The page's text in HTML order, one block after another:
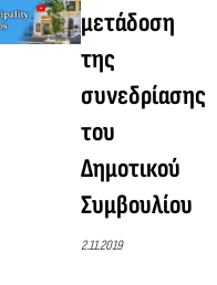
μετάδοση
της
συνεδρίασης
του
Δημοτικού
Συμβουλίου
2.11.2019